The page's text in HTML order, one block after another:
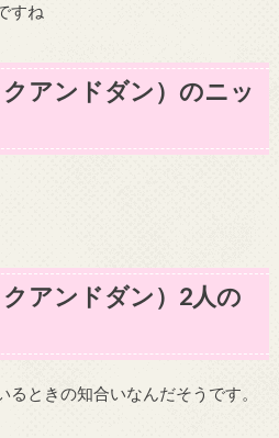
すね
アンドダン）のニッ
アンドダン）2人の
ときの知合いなんだそうです。